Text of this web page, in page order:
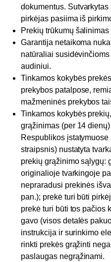
dokumentus.
pirkėjas pasiima iš
Prekių trūkumų
Garantija netaikoma
natūraliai
audiniui.
Tinkamos kokybės
prekybos patalpose,
mažmeninės prekybos
Tinkamos kokybės
grąžinimas (per 14
Respublikos
straipsnis) nustatyta
prekių grąžinimo sąlygų:
originalioje tvarkingoje
nepraradusi prekinės
pan.); prekė turi būti
prekė turi būti tos pačios
gavo (visos detalės
instrukcija ir surinkimo
rinkti prekės grąžinti
paslaugas negrąžinami.